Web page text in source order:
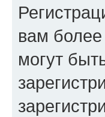
вам
могут